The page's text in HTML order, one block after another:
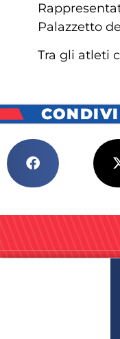
Palazzetto
Tra gli atleti